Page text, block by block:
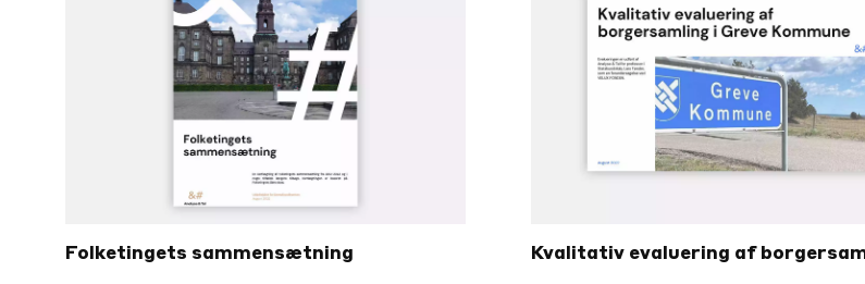
Tech
Alle
Folketingets sammensætning Kvalitativ evaluering af